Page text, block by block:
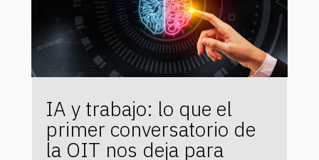
IA y trabajo: lo que el
primer conversatorio de
la OIT nos deja para